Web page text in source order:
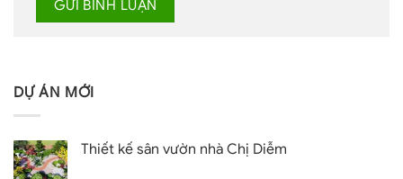
DỰ ÁN MỚI
Thiết kế sân vườn nhà Chị Diễm